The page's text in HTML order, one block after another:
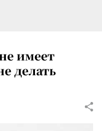
имеет
делать